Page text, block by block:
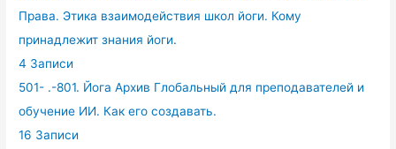
Права. Этика взаимодействия школ йоги. Кому
принадлежит знания йоги.
4 Записи
501- .-801. Йога Архив Глобальный для преподавателей и
обучение ИИ. Как его создавать.
16 Записи